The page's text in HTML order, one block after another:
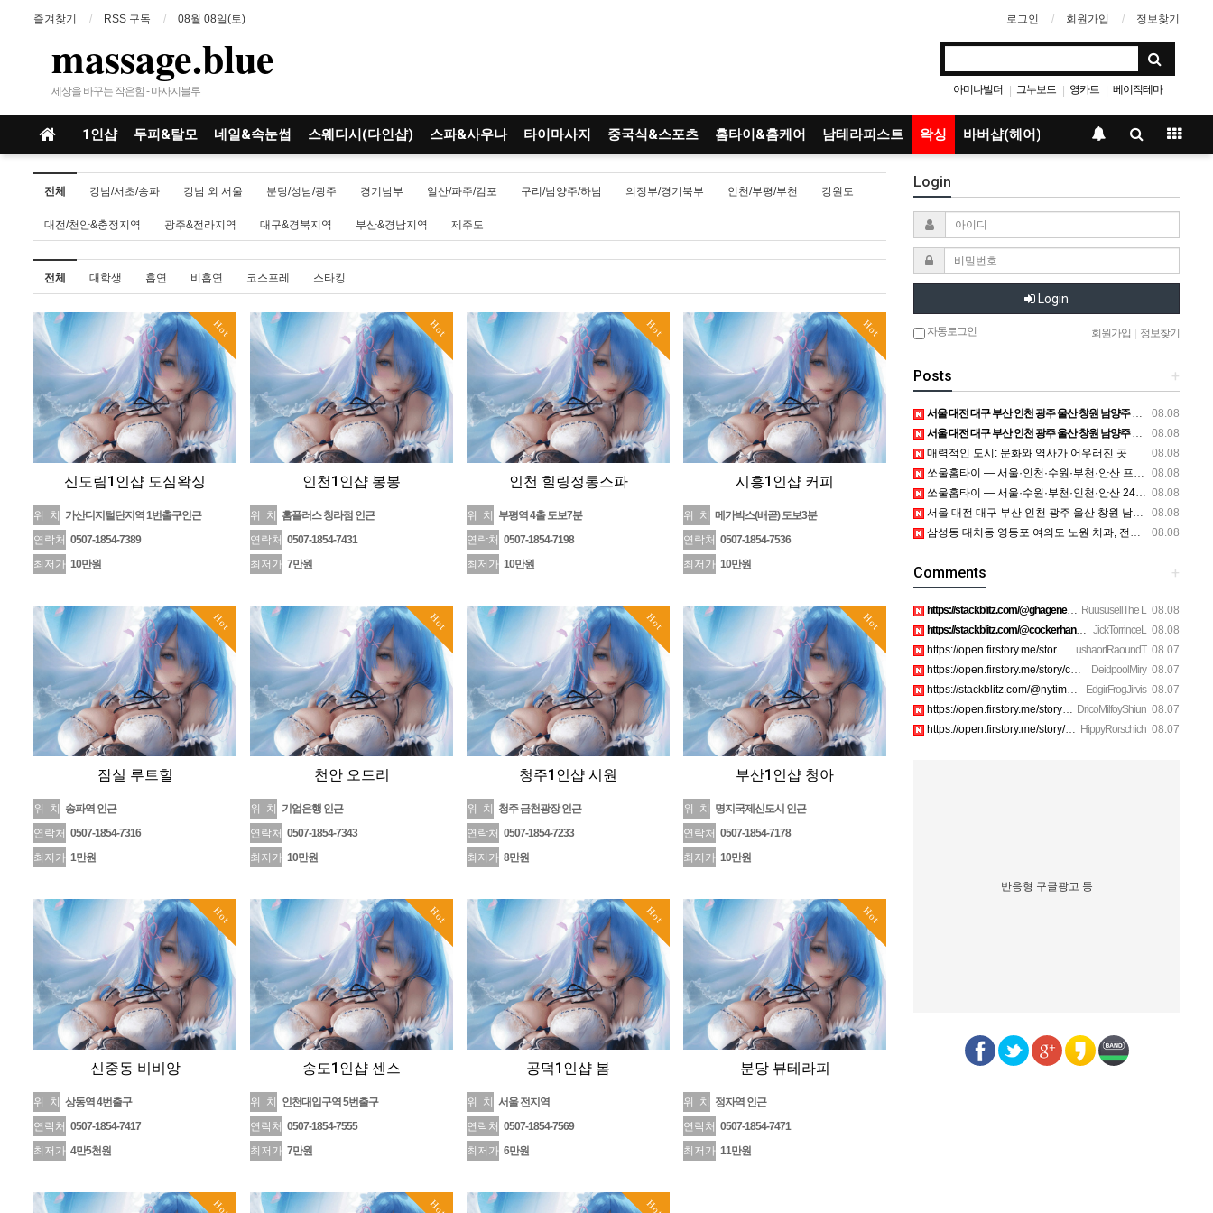
즐겨찾기 RSS 구독 08월 08일(토) 로그인 회원가입 정보찾기
massage.blue
세상을 바꾸는 작은힘 - 마사지블루 아미나빌더 | 그누보드 | 영카트 | 베이직테마
1인샵 두피&탈모 네일&속눈썹 스웨디시(다인샵) 스파&사우나 타이마사지 중국식&스포츠 홈타이&홈케어 남테라피스트 왁싱 바버샵(헤어)
전체 강남/서초/송파 강남 외 서울 분당/성남/광주 경기남부 일산/파주/김포 구리/남양주/하남 의정부/경기북부 인천/부평/부천 강원도
대전/천안&충정지역 광주&전라지역 대구&경북지역 부산&경남지역 제주도
전체 대학생 흡연 비흡연 코스프레 스타킹
Hot
신도림1인샵 도심왁싱
위 치
가산디지털단지역 1번출구인근
연락처 0507-1854-7389
최저가 10만원
Hot
인천1인샵 봉봉
위 치
홈플러스 청라점 인근
연락처 0507-1854-7431
최저가 7만원
Hot
인천 힐링정통스파
위 치
부평역 4출 도보7분
연락처 0507-1854-7198
최저가 10만원
Hot
시흥1인샵 커피​
위 치
메가박스(배곧) 도보3분
연락처 0507-1854-7536
최저가 10만원
Hot
잠실 루트힐
위 치
송파역 인근
연락처 0507-1854-7316
최저가 1만원
Hot
천안 오드리
위 치
기업은행 인근
연락처 0507-1854-7343
최저가 10만원
Hot
청주1인샵 시원
위 치
청주 금천광장 인근
연락처 0507-1854-7233
최저가 8만원
Hot
부산1인샵 청아
위 치
명지국제신도시 인근
연락처 0507-1854-7178
최저가 10만원
Hot
신중동 비비앙
위 치
상동역 4번출구
연락처 0507-1854-7417
최저가 4만5천원
Hot
송도1인샵 센스
위 치
인천대입구역 5번출구
연락처 0507-1854-7555
최저가 7만원
Hot
공덕1인샵 봄
위 치
서울 전지역
연락처 0507-1854-7569
최저가 6만원
Hot
분당 뷰테라피
위 치
정자역 인근
연락처 0507-1854-7471
최저가 11만원
Hot Hot Hot
Login
Login
자동로그인 회원가입 정보찾기
+
Posts
08.08
서울 대전 대구 부산 인천 광주 울산 창원 남양주 이혼전문변호사 정보
08.08
서울 대전 대구 부산 인천 광주 울산 창원 남양주 이혼전문변호사 정보
08.08
매력적인 도시: 문화와 역사가 어우러진 곳
08.08
쏘울홈타이 — 서울·인천·수원·부천·안산 프리미엄 홈타이 방문 관리
08.08
쏘울홈타이 — 서울·수원·부천·인천·안산 24시간 방문 안마 상담
08.08
서울 대전 대구 부산 인천 광주 울산 창원 남양주 이혼전문변호사 정보
08.08
삼성동 대치동 영등포 여의도 노원 치과, 전주임플란트 대구정형외과 광주피부과 정보
+
Comments
RuususellThe L 08.08
https://stackblitz.com/@ghagenes74/collections/what-happens-…
JickTorrinceL 08.08
https://stackblitz.com/@cockerhanstartup/collections/help__-…
ushaortRaoundT 08.07
https://open.firstory.me/story/cmsip2pjw1a3701z6ftwa1gpl htt…
DeidpoolMiry 08.07
https://open.firstory.me/story/cmsiqku8m17ah01yqc4c6208e htt…
EdgirFrogJirvis 08.07
https://stackblitz.com/@nytimes/collections/how-to-turn-off-…
DricoMilfoyShiun 08.07
https://open.firstory.me/story/cmsiozsiy17o601yk4yp1bpeu htt…
HippyRorschich 08.07
https://open.firstory.me/story/cmsiqkyx2175p01xi1dox23a6 htt…
반응형 구글광고 등